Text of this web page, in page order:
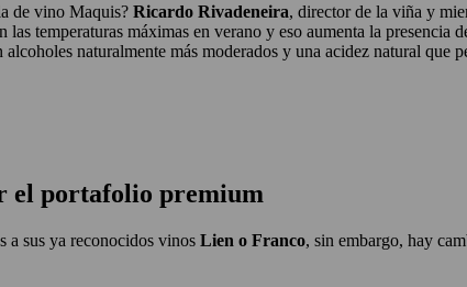
de vino Maquis? Ricardo Rivadeneira, director de la viña y
temperaturas máximas en verano y eso aumenta la presencia
naturalmente más moderados y una acidez natural que
el portafolio premium
a sus ya reconocidos vinos Lien o Franco, sin embargo, hay